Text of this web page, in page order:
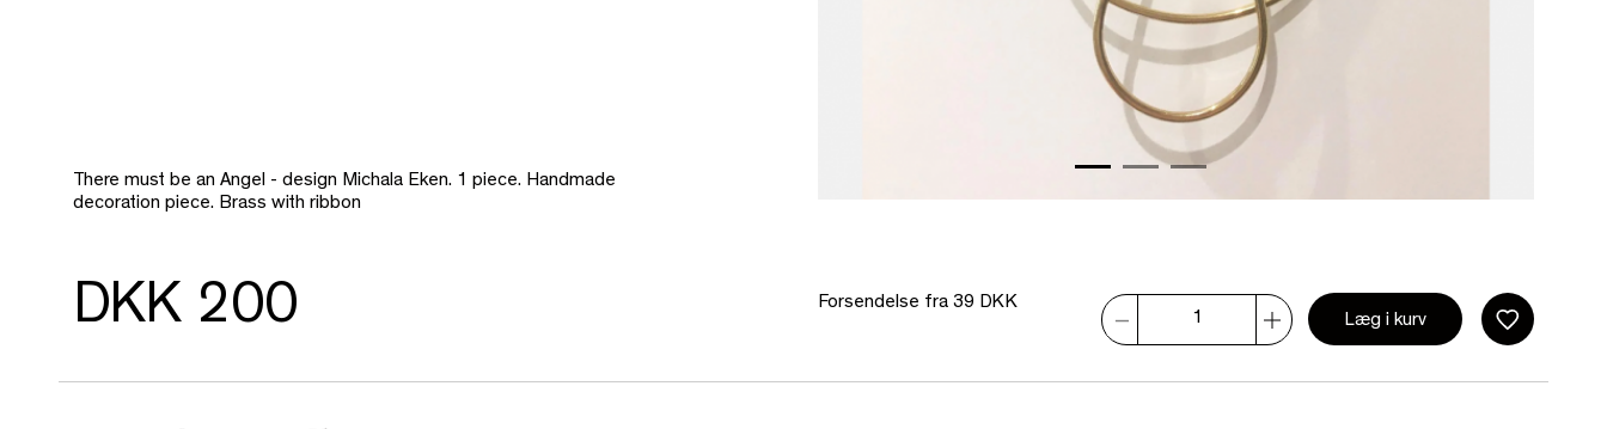
There must be an Angel - design Michala Eken. 1 piece. Handmade
decoration piece. Brass with ribbon
DKK 200
Forsendelse fra 39 DKK
Læg i kurv